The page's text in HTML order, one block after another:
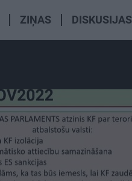
ZIŅAS DISKUSIJAS